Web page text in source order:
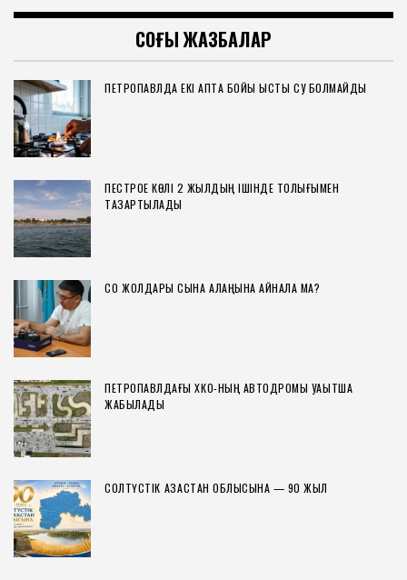
СОҢҒЫ ЖАЗБАЛАР
ПЕТРОПАВЛДА ЕКІ АПТА БОЙЫ ЫСТЫҚ СУ БОЛМАЙДЫ
ПЕСТРОЕ КӨЛІ 2 ЖЫЛДЫҢ ІШІНДЕ ТОЛЫҒЫМЕН
ТАЗАРТЫЛАДЫ
СҚО ЖОЛДАРЫ СЫНАҚ АЛАҢЫНА АЙНАЛА МА?
ПЕТРОПАВЛДАҒЫ ХҚКО-НЫҢ АВТОДРОМЫ УАҚЫТША
ЖАБЫЛАДЫ
СОЛТҮСТІК ҚАЗАҚСТАН ОБЛЫСЫНА — 90 ЖЫЛ